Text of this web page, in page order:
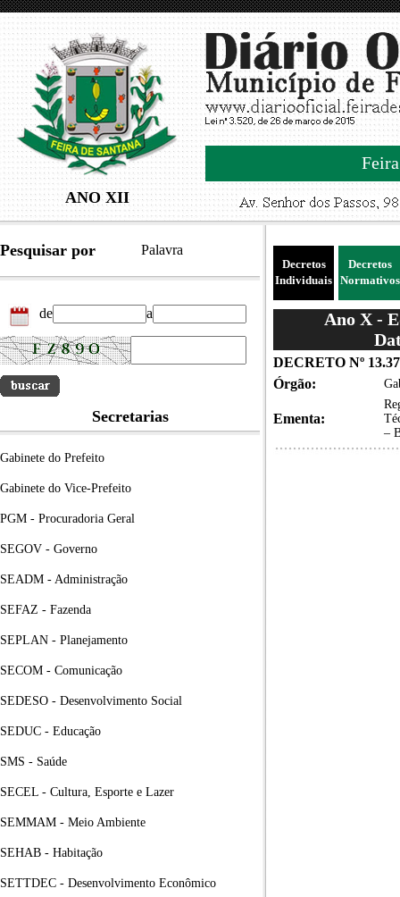
ANO XII
Pesquisar por Palavra
de a
Secretarias
Gabinete do Prefeito
Gabinete do Vice-Prefeito
PGM - Procuradoria Geral
SEGOV - Governo
SEADM - Administração
SEFAZ - Fazenda
SEPLAN - Planejamento
SECOM - Comunicação
SEDESO - Desenvolvimento Social
SEDUC - Educação
SMS - Saúde
SECEL - Cultura, Esporte e Lazer
SEMMAM - Meio Ambiente
SEHAB - Habitação
SETTDEC - Desenvolvimento Econômico
Decretos
Individuais
Decretos
Normativos
Ano X -
DECRETO Nº
Órgão:
Ementa:
–